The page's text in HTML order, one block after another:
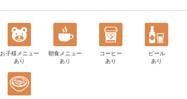
お子様メニュー
あり
朝食メニュー
あり
コーヒー
あり
ビール
あり